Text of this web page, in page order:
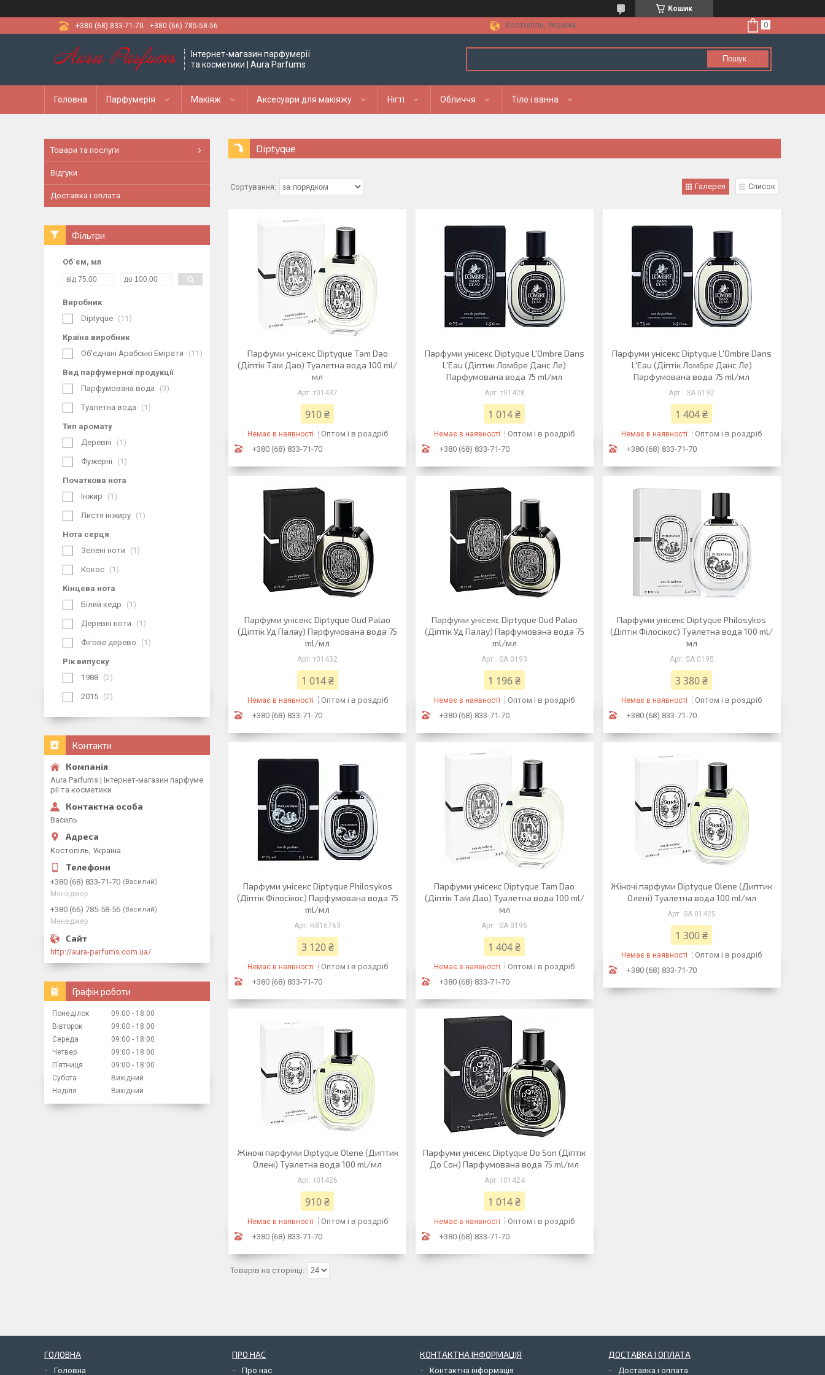
Кошик
+380 (68) 833-71-70
+380 (66) 785-58-56 Костопіль, Україна
Інтернет-магазин парфумерії
та косметики | Aura Parfums
Пошук...
Головна Парфумерія Макіяж Аксесуари для макіяжу Нігті Обличчя Тіло і ванна
Diptyque
Галерея Список
Парфуми унісекс Diptyque Tam Dao
(Діптік Там Дао) Туалетна вода 100 ml/
мл
т01437
910 ₴
Немає в наявності
Оптом і в роздріб
+380 (68) 833-71-70
Парфуми унісекс Diptyque L'Ombre Dans
L'Eau (Діптик Ломбре Данс Ле)
Парфумована вода 75 ml/мл
т01428
1 014 ₴
Немає в наявності
Оптом і в роздріб
+380 (68) 833-71-70
Парфуми унісекс Diptyque L'Ombre Dans
L'Eau (Діптік Ломбре Данс Ле)
Парфумована вода 75 ml/мл
SA 0192
1 404 ₴
Немає в наявності
Оптом і в роздріб
+380 (68) 833-71-70
Парфуми унісекс Diptyque Oud Palao
(Діптік Уд Палау) Парфумована вода 75
ml/мл
т01432
1 014 ₴
Немає в наявності
Оптом і в роздріб
+380 (68) 833-71-70
Парфуми унісекс Diptyque Oud Palao
(Діптік Уд Палау) Парфумована вода 75
ml/мл
SA 0193
1 196 ₴
Немає в наявності
Оптом і в роздріб
+380 (68) 833-71-70
Парфуми унісекс Diptyque Philosykos
(Діптік Філосікос) Туалетна вода 100 ml/
мл
SA 0195
3 380 ₴
Немає в наявності
Оптом і в роздріб
+380 (68) 833-71-70
Парфуми унісекс Diptyque Philosykos
(Діптік Філосікос) Парфумована вода 75
ml/мл
R816763
3 120 ₴
Немає в наявності
Оптом і в роздріб
+380 (68) 833-71-70
Парфуми унісекс Diptyque Tam Dao
(Діптік Там Дао) Туалетна вода 100 ml/
мл
SA 0196
1 404 ₴
Немає в наявності
Оптом і в роздріб
+380 (68) 833-71-70
Жіночі парфуми Diptyque Olene (Диптик
Олені) Туалетна вода 100 ml/мл
SA 01425
1 300 ₴
Немає в наявності
Оптом і в роздріб
+380 (68) 833-71-70
Жіночі парфуми Diptyque Olene (Диптик
Олені) Туалетна вода 100 ml/мл
т01426
910 ₴
Немає в наявності
Оптом і в роздріб
+380 (68) 833-71-70
Парфуми унісекс Diptyque Do Son (Діптік
До Сон) Парфумована вода 75 ml/мл
т01424
1 014 ₴
Немає в наявності
Оптом і в роздріб
+380 (68) 833-71-70
Товари та послуги
Відгуки
Доставка і оплата
Фільтри
Об`єм, мл
Виробник
Diptyque
11
Країна виробник
Об'єднані Арабські Емірати
11
Вид парфумерної продукції
Парфумована вода
3
Туалетна вода 1
Тип аромату
Деревні
1
Фужерні 1
Початкова нота
Інжир
1
Листя інжиру 1
Нота серця
Зелені ноти
1
Кокос 1
Кінцева нота
Білий кедр
1
Деревні ноти 1
Фігове дерево 1
Рік випуску
1988
2
2015 2
Контакти
Aura Parfums | Інтернет-магазин парфуме
рії та косметики
Василь
Костопіль, Україна
+380 (68) 833-71-70 Василий
Менеджер
+380 (66) 785-58-56 Василий
Менеджер
http://aura-parfums.com.ua/
Графік роботи
Понеділок 09:00
18:00
Вівторок
09:00
18:00
Середа
09:00
18:00
Четвер
09:00
18:00
Пʼятниця
09:00
18:00
Субота
Вихідний
Неділя
Вихідний
ГОЛОВНА
Головна
ПРО НАС
Про нас
КОНТАКТНА ІНФОРМАЦІЯ
Контактна інформація
ДОСТАВКА І ОПЛАТА
Доставка і оплата